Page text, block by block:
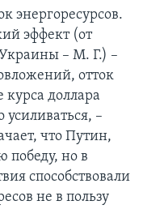
энергоресурсов.
эффект (от
– М. Г.) –
отток
курса доллара
усиливаться, –
что Путин,
победу, но в
способствовали
не в пользу